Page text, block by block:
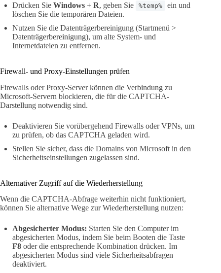
Drücken Sie Windows + R, geben Sie %temp%
ein und
löschen Sie die temporären Dateien.
Nutzen Sie die Datenträgerbereinigung (Startmenü >
Datenträgerbereinigung), um alte System- und
Internetdateien zu entfernen.
Firewall- und Proxy-Einstellungen prüfen
Firewalls oder Proxy-Server können die Verbindung zu
Microsoft-Servern blockieren, die für die CAPTCHA-
Darstellung notwendig sind.
Deaktivieren Sie vorübergehend Firewalls oder VPNs, um
zu prüfen, ob das CAPTCHA geladen wird.
Stellen Sie sicher, dass die Domains von Microsoft in den
Sicherheitseinstellungen zugelassen sind.
Alternativer Zugriff auf die Wiederherstellung
Wenn die CAPTCHA-Abfrage weiterhin nicht funktioniert,
können Sie alternative Wege zur Wiederherstellung nutzen:
Abgesicherter Modus: Starten Sie den Computer im
abgesicherten Modus, indem Sie beim Booten die Taste
F8 oder die entsprechende Kombination drücken. Im
abgesicherten Modus sind viele Sicherheitsabfragen
deaktiviert.